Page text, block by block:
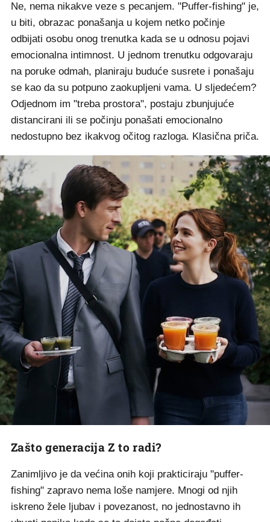
Ne, nema nikakve veze s pecanjem. "Puffer-fishing" je,
u biti, obrazac ponašanja u kojem netko počinje
odbijati osobu onog trenutka kada se u odnosu pojavi
emocionalna intimnost. U jednom trenutku odgovaraju
na poruke odmah, planiraju buduće susrete i ponašaju
se kao da su potpuno zaokupljeni vama. U sljedećem?
Odjednom im "treba prostora", postaju zbunjujuće
distancirani ili se počinju ponašati emocionalno
nedostupno bez ikakvog očitog razloga. Klasična priča.
Zašto generacija Z to radi?
Zanimljivo je da većina onih koji prakticiraju "puffer-
fishing" zapravo nema loše namjere. Mnogi od njih
iskreno žele ljubav i povezanost, no jednostavno ih